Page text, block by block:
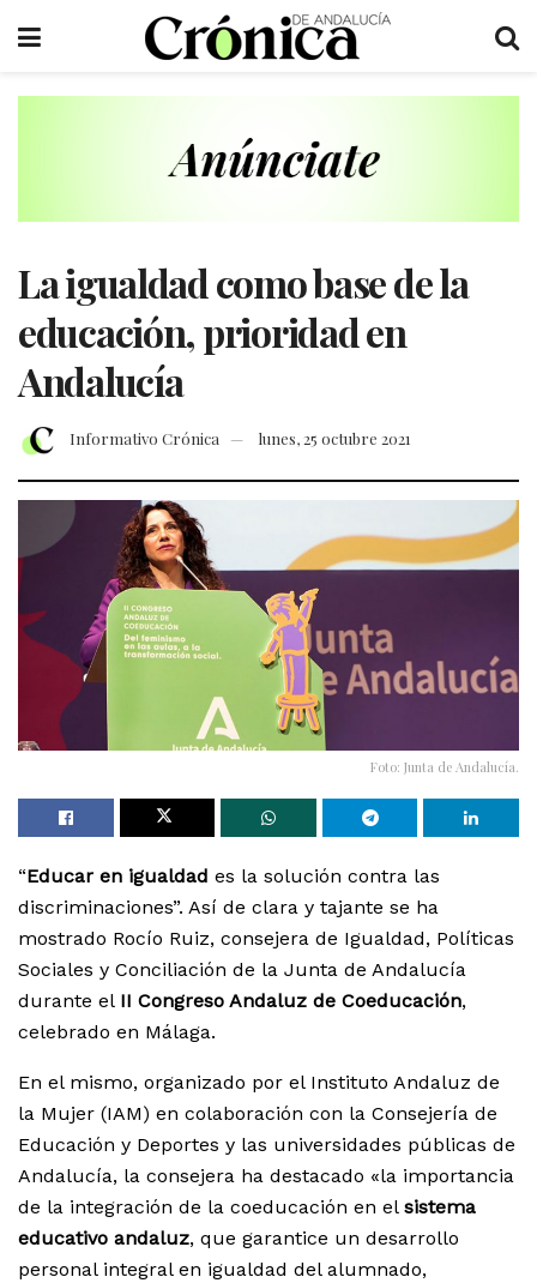
La igualdad como base de la
educación, prioridad en
Andalucía
Informativo Crónica lunes, 25 octubre 2021
Foto: Junta de Andalucía.
“Educar en igualdad es la solución contra las
discriminaciones”. Así de clara y tajante se ha
mostrado Rocío Ruiz, consejera de Igualdad, Políticas
Sociales y Conciliación de la Junta de Andalucía
durante el II Congreso Andaluz de Coeducación,
celebrado en Málaga.
En el mismo, organizado por el Instituto Andaluz de
la Mujer (IAM) en colaboración con la Consejería de
Educación y Deportes y las universidades públicas de
Andalucía, la consejera ha destacado «la importancia
de la integración de la coeducación en el sistema
educativo andaluz, que garantice un desarrollo
personal integral en igualdad del alumnado,